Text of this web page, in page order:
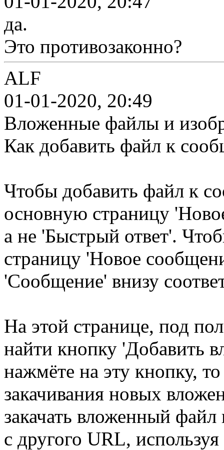
да.
Это противозаконно?
ALF
01-01-2020, 20:49
Вложенные файлы и
Как добавить файл к
Чтобы добавить файл к
основную страницу
а не 'Быстрый ответ'.
страницу 'Новое
'Сообщение' внизу
На этой странице, под
найти кнопку 'Добавить
нажмёте на эту кнопку,
закачивания новых
закачать вложенный
с другого URL,